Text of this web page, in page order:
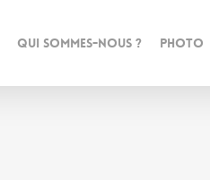
QUI SOMMES-NOUS ? PHOTO